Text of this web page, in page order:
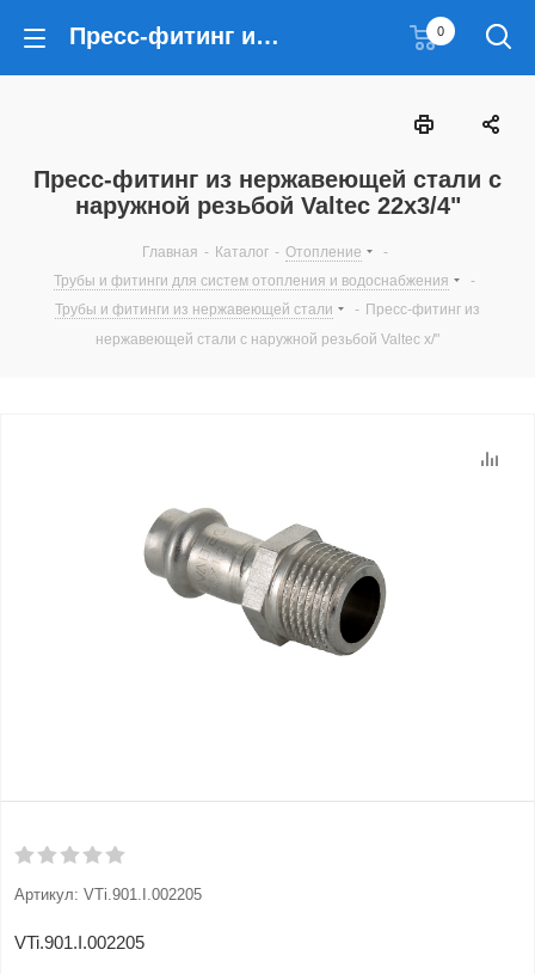
Пресс-фитинг из нержавеющей стали с наружной резьбой Valtec 22х3/4" 0
Пресс-фитинг из нержавеющей стали с
наружной резьбой Valtec 22х3/4"
Главная - Каталог - Отопление
-
Трубы и фитинги для систем отопления и водоснабжения
-
Трубы и фитинги из нержавеющей стали
- Пресс-фитинг из
нержавеющей стали с наружной резьбой Valtec х/"
Артикул: VTi.901.I.002205
VTi.901.I.002205